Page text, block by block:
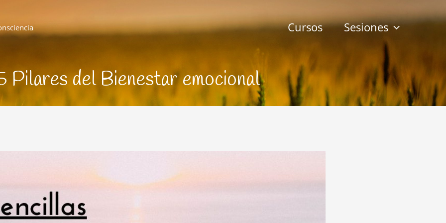
Cursos Sesiones
Pilares del Bienestar emocional